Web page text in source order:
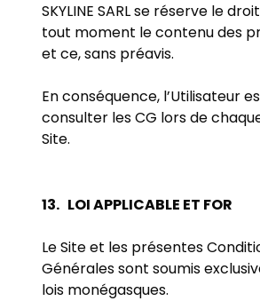
SKYLINE SARL se réserve le
tout moment le contenu des
et ce, sans préavis.
En conséquence, l’Utilisateur
consulter les CG lors de
Site.
13. LOI APPLICABLE ET FOR
Le Site et les présentes
Générales sont soumis
lois monégasques.